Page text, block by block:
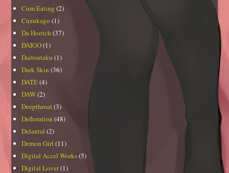
Cum Eating (2)
Cuzukago (1)
Da Hootch (37)
DAIGO(1)
Daitoutaku (1)
Dark Skin (36)
DATE(4)
DAW(2)
Deepthroat(3)
Defloration (48)
Delantal (2)
Demon Girl (11)
Digital Accel Works(5)
Digital Lover(1)